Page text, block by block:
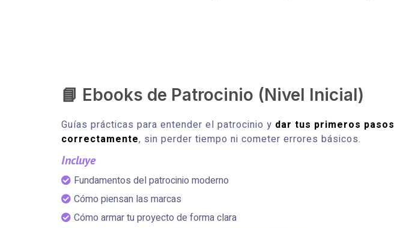
📘 Ebooks de Patrocinio (Nivel Inicial)
Guías prácticas para entender el patrocinio y dar tus primeros pasos
correctamente, sin perder tiempo ni cometer errores básicos.
Incluye
Fundamentos del patrocinio moderno
Cómo piensan las marcas
Cómo armar tu proyecto de forma clara